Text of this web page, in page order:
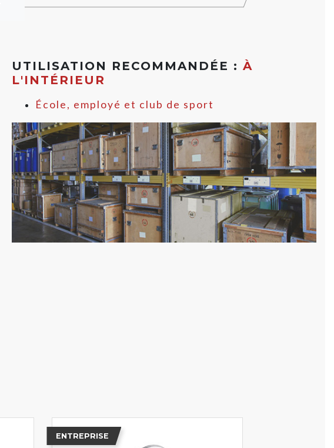
UTILISATION RECOMMANDÉE :À
L'INTÉRIEUR
École, employé et club de sport
ENTREPRISE